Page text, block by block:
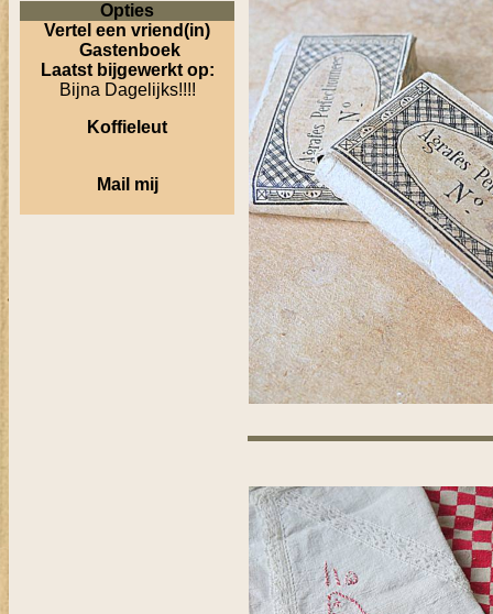
Opties
Vertel een vriend(in)
Gastenboek
Laatst bijgewerkt op:
Bijna Dagelijks!!!!
Koffieleut
Mail mij